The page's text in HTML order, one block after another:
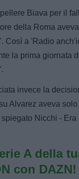
Biava per il
della Roma
Così a 'Radio
la prima giornata
invece la
Alvarez aveva
Nicchi -
A della
con DAZN!